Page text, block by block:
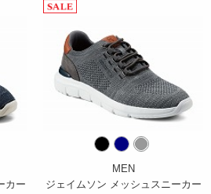
カー
MEN
ジェイムソン メッシュスニーカー